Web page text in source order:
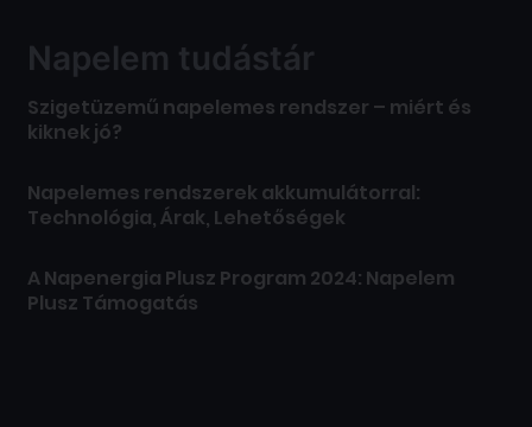
Napelem tudástár
Szigetüzemű napelemes rendszer – miért és
kiknek jó?
Napelemes rendszerek akkumulátorral:
Technológia, Árak, Lehetőségek
A Napenergia Plusz Program 2024: Napelem
Plusz Támogatás